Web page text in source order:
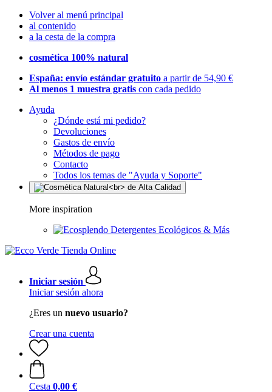
Volver al menú principal
al contenido
a la cesta de la compra
cosmética 100% natural
España: envío estándar gratuito a partir de 54,90 €
Al menos 1 muestra gratis con cada pedido
Ayuda
¿Dónde está mi pedido?
Devoluciones
Gastos de envío
Métodos de pago
Contacto
Todos los temas de "Ayuda y Soporte"
More inspiration
Detergentes Ecológicos & Más
Iniciar sesión
Iniciar sesión ahora
¿Eres un nuevo usuario?
Crear una cuenta
Cesta 0,00 €